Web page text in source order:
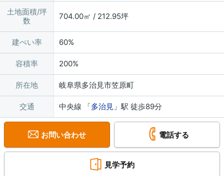
土地面積/坪
数
704.00㎡ / 212.95坪
建ぺい率 60%
容積率 200%
所在地 岐阜県多治見市笠原町
交通 中央線 「多治見 」駅 徒歩89分
お問い合わせ 電話する
見学予約